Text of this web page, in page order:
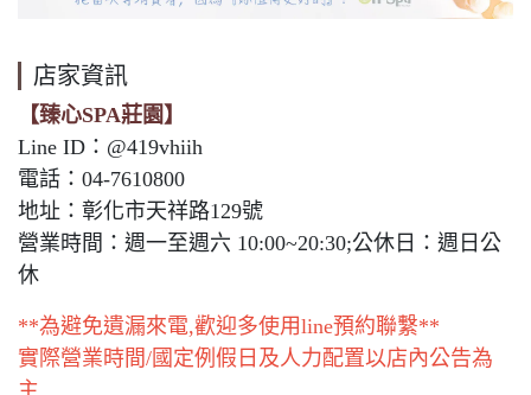
店家資訊
【臻心SPA莊園】
Line ID：@419vhiih
電話：04-7610800
地址：彰化市天祥路129號
營業時間：週一至週六 10:00~20:30;公休日：週日公
休
**為避免遺漏來電,歡迎多使用line預約聯繫**
實際營業時間/國定例假日及人力配置以店內公告為
主